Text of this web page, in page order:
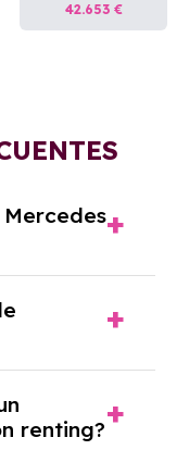
42.653 €
en el que
el uso del
en
renting?